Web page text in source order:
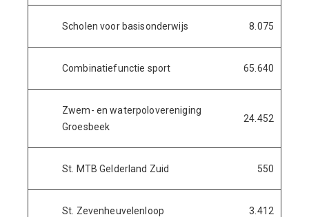
Scholen voor basisonderwijs 8.075
Combinatiefunctie sport 65.640
Zwem- en waterpolovereniging
Groesbeek
24.452
St. MTB Gelderland Zuid 550
St. Zevenheuvelenloop 3.412